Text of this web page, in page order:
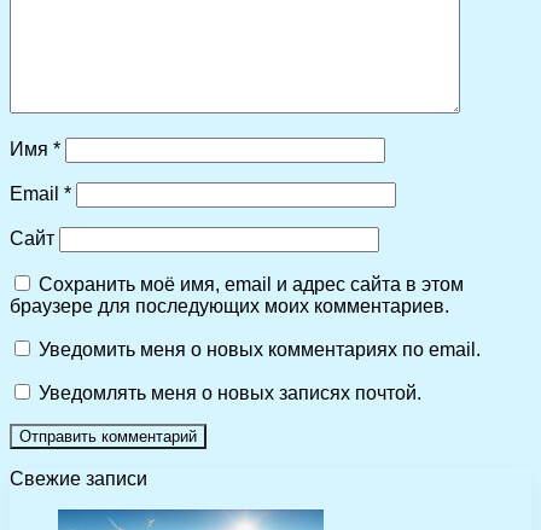
Имя *
Email *
Сайт
Сохранить моё имя, email и адрес сайта в этом
браузере для последующих моих комментариев.
Уведомить меня о новых комментариях по email.
Уведомлять меня о новых записях почтой.
Свежие записи